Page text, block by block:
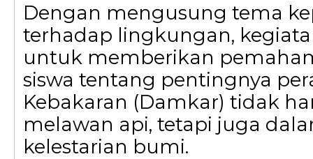
Dengan mengusung tema
terhadap lingkungan,
untuk memberikan
siswa tentang pentingnya
Kebakaran (Damkar) tidak
melawan api, tetapi juga
kelestarian bumi.